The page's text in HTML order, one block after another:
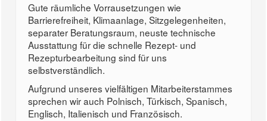
Gute räumliche Vorrausetzungen wie
Barrierefreiheit, Klimaanlage, Sitzgelegenheiten,
separater Beratungsraum, neuste technische
Ausstattung für die schnelle Rezept- und
Rezepturbearbeitung sind für uns
selbstverständlich.
Aufgrund unseres vielfältigen Mitarbeiterstammes
sprechen wir auch Polnisch, Türkisch, Spanisch,
Englisch, Italienisch und Französisch.